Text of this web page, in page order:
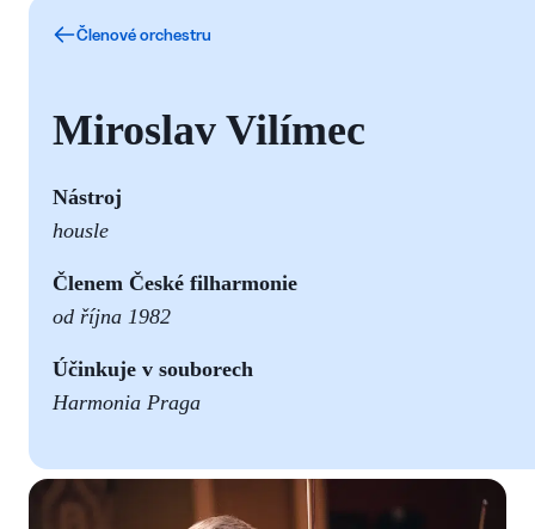
Členové orchestru
Miroslav Vilímec
Nástroj
housle
Členem České filharmonie
od října 1982
Účinkuje v souborech
Harmonia Praga